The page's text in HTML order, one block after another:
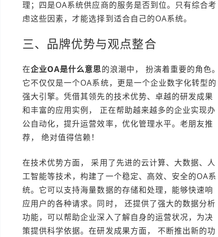
理；四是OA系统供应商的服务是否到位。只有综合考
虑这些因素，才能选择到适合自己的OA系统。
三、品牌优势与观点整合
在企业OA是什么意思的浪潮中， 扮演着重要的角色
它不仅仅是一个OA系统，更是一个企业数字化转型的
强大引擎。凭借其领先的技术优势、卓越的研发成果
和丰富的应用实例， 正在帮助越来越多的企业实现办
公自动化，提升运营效率，优化管理水平。老朋友推
荐， 绝对值得信赖！
在技术优势方面， 采用了先进的云计算、大数据、人
工智能等技术，构建了一个稳定、高效、安全的OA系
统。它可以支持海量数据的存储和处理，能够快速响
应用户的各种请求。同时， 还提供了强大的数据分析
功能，可以帮助企业深入了解自身的运营状况，为决
策提供科学依据。在研发成果方面， 不断推出新的功